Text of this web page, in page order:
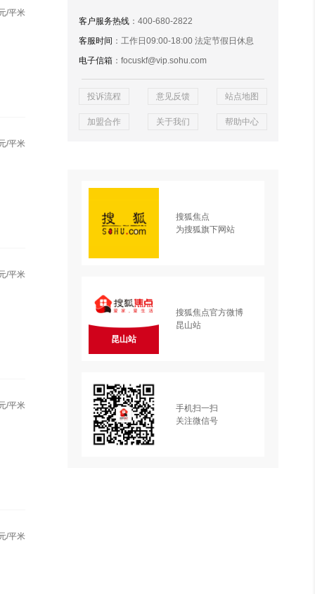
/平米
/平米
/平米
/平米
/平米
客户服务热线 ：400-680-2822
客服时间 ：工作日09:00-18:00 法定节假日休息
电子信箱 ：focuskf@vip.sohu.com
投诉流程 意见反馈 站点地图
加盟合作 关于我们 帮助中心
搜狐焦点
为搜狐旗下网站
昆山站
搜狐焦点官方微博
昆山站
手机扫一扫
关注微信号